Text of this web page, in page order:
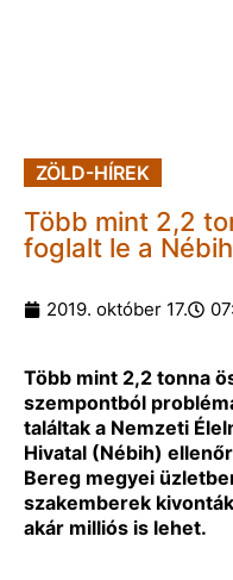
ZÖLD-HÍREK
Több mint 2,2
foglalt le a Nébih
2019. október 17.
Több mint 2,2 tonna
szempontból
találtak a Nemzeti
Hivatal (Nébih)
Bereg megyei
szakemberek
akár milliós is lehet.